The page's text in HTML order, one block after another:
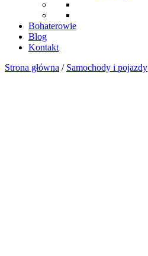
Bohaterowie
Blog
Kontakt
Strona główna / Samochody i pojazdy